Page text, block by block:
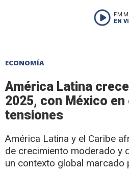
FM
EN
ECONOMÍA
América Latina
2025, con México
tensiones
América Latina y el Caribe
de crecimiento moderado y
un contexto global marcado